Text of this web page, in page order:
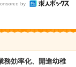
by
務効率化、開進幼稚